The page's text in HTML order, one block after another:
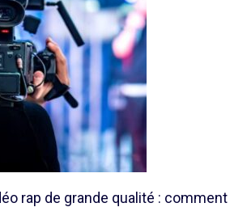
rap de grande qualité : comment